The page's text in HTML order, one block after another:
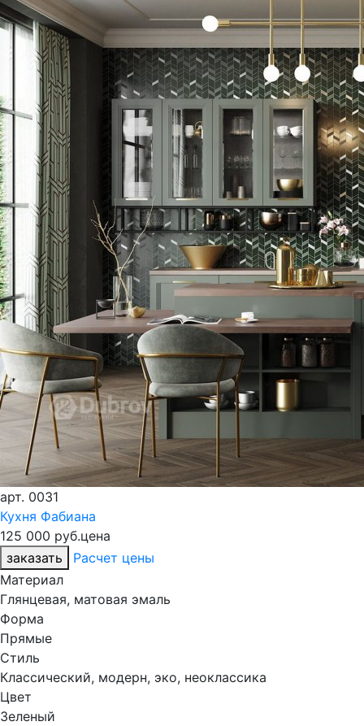
арт. 0031
Кухня Фабиана
125 000 руб.цена
заказать
Расчет цены
Материал
Глянцевая, матовая эмаль
Форма
Прямые
Стиль
Классический, модерн, эко, неоклассика
Цвет
Зеленый